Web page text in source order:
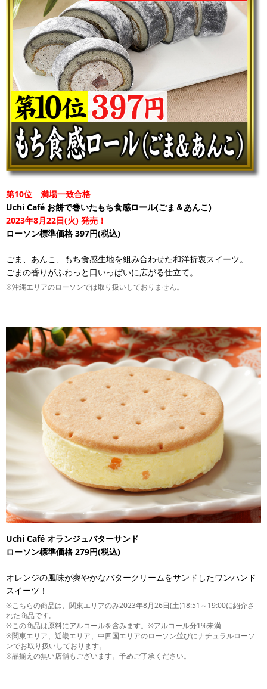
第10位 満場一致合格
Uchi Café お餅で巻いたもち食感ロール(ごま＆あんこ)
2023年8月22日(火) 発売！
ローソン標準価格 397円(税込)
ごま、あんこ、もち食感生地を組み合わせた和洋折衷スイーツ。
ごまの香りがふわっと口いっぱいに広がる仕立て。
※沖縄エリアのローソンでは取り扱いしておりません。
Uchi Café オランジュバターサンド
ローソン標準価格 279円(税込)
オレンジの風味が爽やかなバタークリームをサンドしたワンハンド
スイーツ！
※こちらの商品は、関東エリアのみ2023年8月26日(土)18:51～19:00に紹介さ
れた商品です。
※この商品は原料にアルコールを含みます。※アルコール分1%未満
※関東エリア、近畿エリア、中四国エリアのローソン並びにナチュラルローソ
ンでお取り扱いしております。
※品揃えの無い店舗もございます。予めご了承ください。